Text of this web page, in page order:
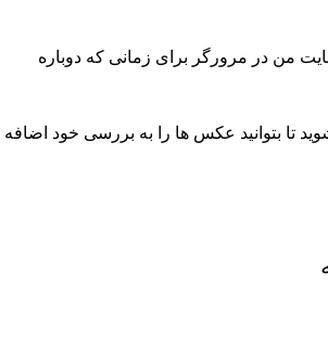
من در مرورگر برای زمانی که دوباره
تا بتوانید عکس ها را به بررسی خود اضافه